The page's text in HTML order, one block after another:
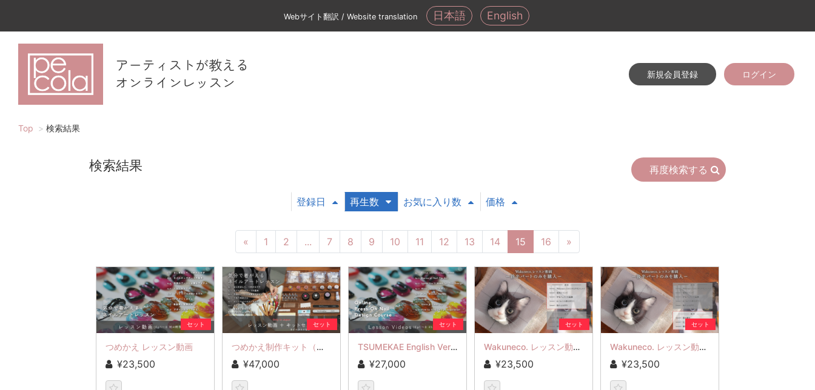
Webサイト翻訳 / Website translation 日本語 English
アーティストが教える
オンラインレッスン
新規会員登録 ログイン
Top 検索結果
検索結果 再度検索する
登録日 再生数 お気に入り数 価格
« 1 2 ... 7 8 9 10 11 12 13 14 15 16 »
セット
つめかえ レッスン動画
¥23,500
セット
つめかえ制作キット（ネイルライトなし）✕ レッスン動画
¥47,000
セット
TSUMEKAE English Version of the Lesson Videos
¥27,000
セット
Wakuneco. レッスン動画 前半パート(Ep1-5)
¥23,500
セット
Wakuneco. レッスン動画 後半パート(Ep6-8)
¥23,500